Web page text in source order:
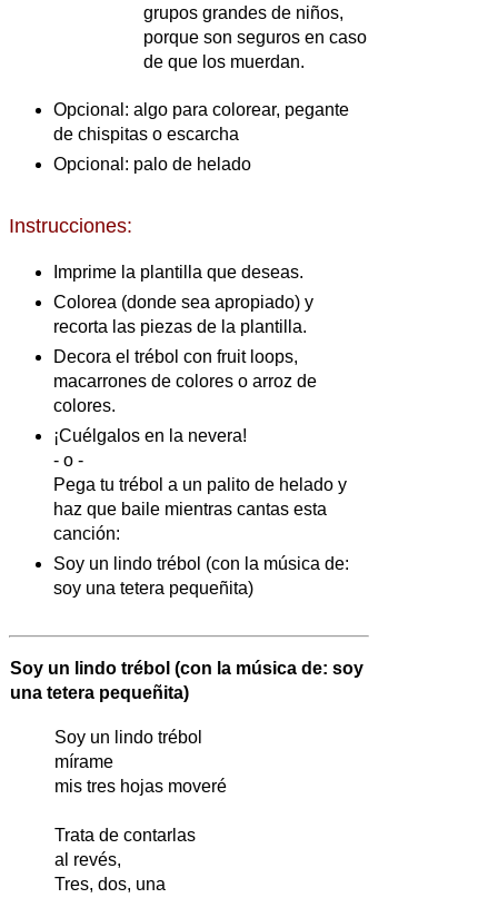
grupos grandes de niños,
porque son seguros en caso
de que los muerdan.
Opcional: algo para colorear, pegante
de chispitas o escarcha
Opcional: palo de helado
Instrucciones:
Imprime la plantilla que deseas.
Colorea (donde sea apropiado) y
recorta las piezas de la plantilla.
Decora el trébol con fruit loops,
macarrones de colores o arroz de
colores.
¡Cuélgalos en la nevera!
- o -
Pega tu trébol a un palito de helado y
haz que baile mientras cantas esta
canción:
Soy un lindo trébol (con la música de:
soy una tetera pequeñita)
Soy un lindo trébol (con la música de: soy
una tetera pequeñita)
Soy un lindo trébol
mírame
mis tres hojas moveré
Trata de contarlas
al revés,
Tres, dos, una